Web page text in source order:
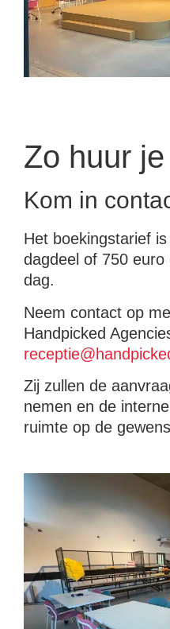
Zo huur
Kom in
Het boekingstarief
dagdeel of 750
dag.
Neem contact op
Handpicked
Zij zullen de
nemen en de
ruimte op de